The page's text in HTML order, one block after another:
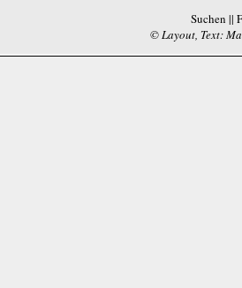
Suchen ||
© Layout, Text: